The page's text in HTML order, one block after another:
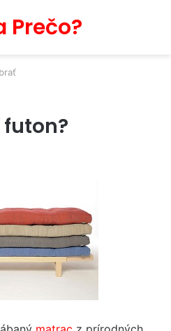
Prečo?